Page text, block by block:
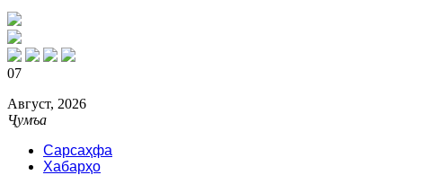
07
Август, 2026
Ҷумъа
Сарсаҳфа
Хабарҳо